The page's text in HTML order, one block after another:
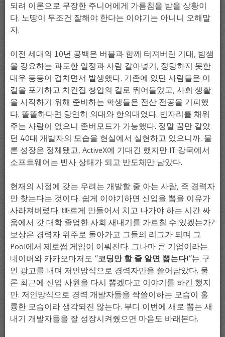
되려 이론으로 무장한 주니어에게 가름침을 받을 상황이
다. 노땅이 무조건 잘해야 한다는 이야기는 아니니 오해말
자.
이전 세대의 10년 공백은 버블과 함께 터져버린 기대, 밤샘
을 강요하는 과도한 일정과 사람 갈아넣기, 정당하지 못한
대우 등등이 겹치면서 발생했다. 기존에 있던 사람들은 이
길을 포기하고 치킨집 창업의 길로 뛰어들었고, 사회 생활
을 시작하기 위해 준비하는 학생들은 전산 전공을 기피했
다. 똘똘하다면 당연히 의대와 한의대였다. 빈자리를 채워
주는 사람이 없으니 존버모드가 가능했다. 정말 꿈만 같았
던 40대 개발자의 모습을 현실에서 실현하고 있으니까. 물
론 성장은 정체됐고, ActiveX에 기대긴 했지만 IT 강국에서
소프트웨어는 빈사 상태가 되고 반도체만 남았다.
현재의 시점에 갖는 우려는 개발할 줄 아는 사람, 즉 경력자
만 찾는다는 것이다. 쉽게 이야기하면 신입을 뽑을 이유가
사라져버렸다. 빠르게 만들어서 치고 나가야 하는 시간 싸
움에서 갓 대학 졸업한 사회 새내기를 가르칠 수 있겠는가?
보상은 경력자 위주로 돌아가고 그들의 리그가 되며 그
Pool에서 제로썸 게임이 이뤄진다. 그나마 큰 기업이라는
네이버와 카카오마저도 “코딩만 할 줄 알면 뽑는다!“는 구
인 광고를 내며 저인망식으로 경력자만을 쓸어담았다. 물
론 최근에 신입 사원을 다시 뽑겠다고 이야기를 하긴 했지
만. 저인망식으로 경력 개발자들을 싹쓸이하는 모습이 훌
륭한 모습이라 생각되진 않는다. 부디 이번에 새로 뽑는 새
내기 개발자들을 잘 성장시켜줬으면 마음도 바래본다.